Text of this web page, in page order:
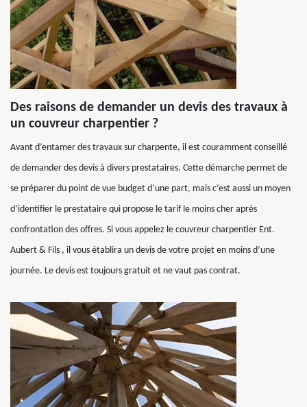
Des raisons de demander un devis des travaux à
un couvreur charpentier ?
Avant d’entamer des travaux sur charpente, il est couramment conseillé
de demander des devis à divers prestataires. Cette démarche permet de
se préparer du point de vue budget d’une part, mais c’est aussi un moyen
d’identifier le prestataire qui propose le tarif le moins cher après
confrontation des offres. Si vous appelez le couvreur charpentier Ent.
Aubert & Fils , il vous établira un devis de votre projet en moins d’une
journée. Le devis est toujours gratuit et ne vaut pas contrat.